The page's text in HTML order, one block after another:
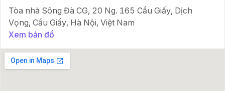
Tòa nhà Sông Đà CG, 20 Ng. 165 Cầu Giấy, Dịch
Vọng, Cầu Giấy, Hà Nội, Việt Nam
Xem bản đồ